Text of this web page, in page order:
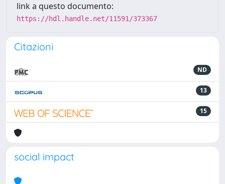
link a questo documento:
https://hdl.handle.net/11591/373367
Citazioni
ND
13
15
social impact